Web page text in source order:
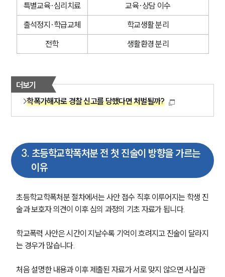
특별교육·심리치료
교육·상담 이수
출석정지·학급교체
학교생활 분리
전학
생활환경 분리
더보기
학폭가해자로 경찰 신고를 당했다면 처벌될까?
3. 초등학교학폭처분 전 첫 진술이 방향을 가르는
이유
초등학교학폭처분 절차에서는 사안 접수 직후 이루어지는 학생 진
술과 보호자 의견이 이후 심의 과정의 기초 자료가 됩니다.
학교폭력 사안은 시간이 지날수록 기억이 흐려지고 진술이 달라지
는 경우가 많습니다.
처음 설명한 내용과 이후 제출된 자료가 서로 맞지 않으면 사실관